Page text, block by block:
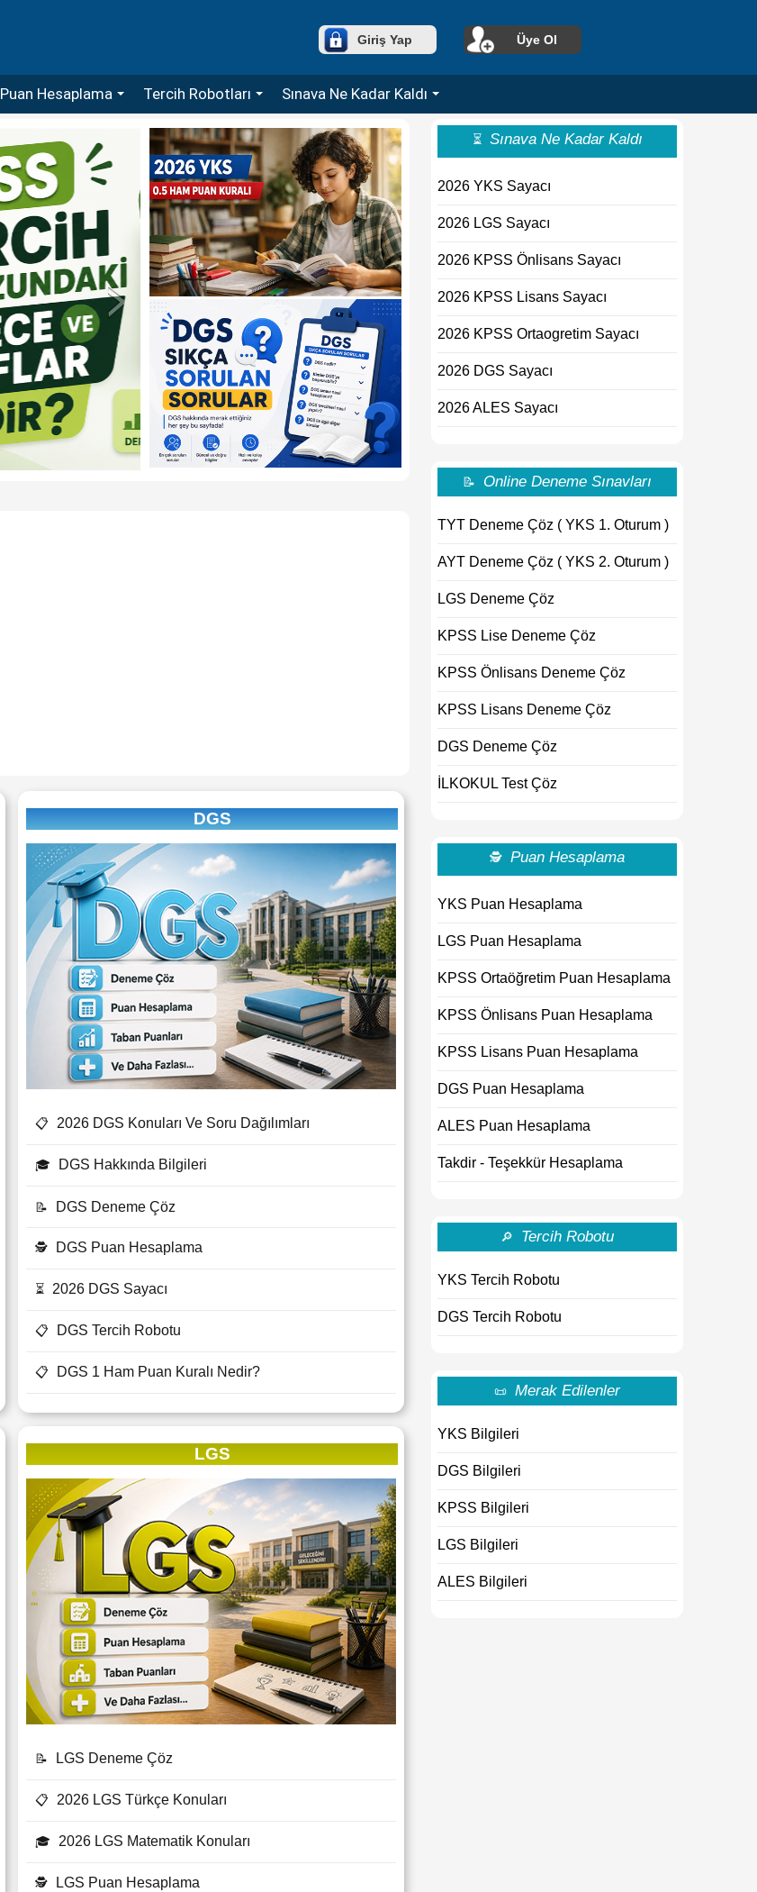
Giriş Yap Üye Ol
Puan Hesaplama Tercih Robotları Sınava Ne Kadar Kaldı
DGS
📋 2026 DGS Konuları Ve Soru Dağılımları
🎓 DGS Hakkında Bilgileri
📝 DGS Deneme Çöz
🕵 DGS Puan Hesaplama
⏳ 2026 DGS Sayacı
📋 DGS Tercih Robotu
📋 DGS 1 Ham Puan Kuralı Nedir?
LGS
📝 LGS Deneme Çöz
📋 2026 LGS Türkçe Konuları
🎓 2026 LGS Matematik Konuları
🕵 LGS Puan Hesaplama
⏳ Sınava Ne Kadar Kaldı
2026 YKS Sayacı
2026 LGS Sayacı
2026 KPSS Önlisans Sayacı
2026 KPSS Lisans Sayacı
2026 KPSS Ortaogretim Sayacı
2026 DGS Sayacı
2026 ALES Sayacı
📝 Online Deneme Sınavları
TYT Deneme Çöz ( YKS 1. Oturum )
AYT Deneme Çöz ( YKS 2. Oturum )
LGS Deneme Çöz
KPSS Lise Deneme Çöz
KPSS Önlisans Deneme Çöz
KPSS Lisans Deneme Çöz
DGS Deneme Çöz
İLKOKUL Test Çöz
🕵 Puan Hesaplama
YKS Puan Hesaplama
LGS Puan Hesaplama
KPSS Ortaöğretim Puan Hesaplama
KPSS Önlisans Puan Hesaplama
KPSS Lisans Puan Hesaplama
DGS Puan Hesaplama
ALES Puan Hesaplama
Takdir - Teşekkür Hesaplama
🔎 Tercih Robotu
YKS Tercih Robotu
DGS Tercih Robotu
📜 Merak Edilenler
YKS Bilgileri
DGS Bilgileri
KPSS Bilgileri
LGS Bilgileri
ALES Bilgileri